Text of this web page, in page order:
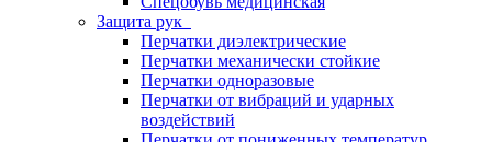
Защита рук
Перчатки диэлектрические
Перчатки механически стойкие
Перчатки одноразовые
Перчатки от вибраций и ударных
воздействий